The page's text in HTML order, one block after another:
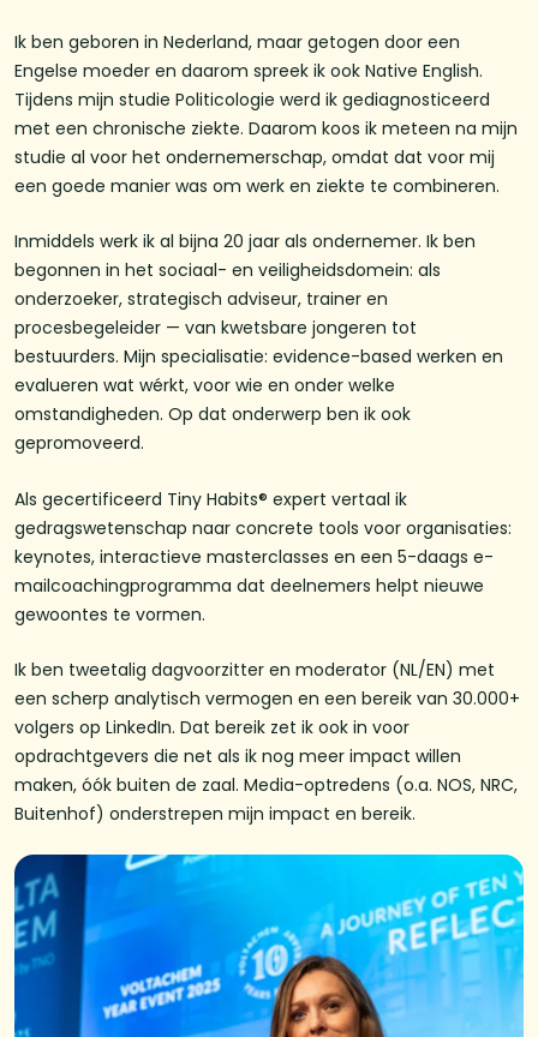
Ik ben geboren in Nederland, maar getogen door een
Engelse moeder en daarom spreek ik ook Native English.
Tijdens mijn studie Politicologie werd ik gediagnosticeerd
met een chronische ziekte. Daarom koos ik meteen na mijn
studie al voor het ondernemerschap, omdat dat voor mij
een goede manier was om werk en ziekte te combineren.
Inmiddels werk ik al bijna 20 jaar als ondernemer. Ik ben
begonnen in het sociaal- en veiligheidsdomein: als
onderzoeker, strategisch adviseur, trainer en
procesbegeleider — van kwetsbare jongeren tot
bestuurders. Mijn specialisatie: evidence-based werken en
evalueren wat wérkt, voor wie en onder welke
omstandigheden. Op dat onderwerp ben ik ook
gepromoveerd.
Als gecertificeerd Tiny Habits® expert vertaal ik
gedragswetenschap naar concrete tools voor organisaties:
keynotes, interactieve masterclasses en een 5-daags e-
mailcoachingprogramma dat deelnemers helpt nieuwe
gewoontes te vormen.
Ik ben tweetalig dagvoorzitter en moderator (NL/EN) met
een scherp analytisch vermogen en een bereik van 30.000+
volgers op LinkedIn. Dat bereik zet ik ook in voor
opdrachtgevers die net als ik nog meer impact willen
maken, óók buiten de zaal. Media-optredens (o.a. NOS, NRC,
Buitenhof) onderstrepen mijn impact en bereik.